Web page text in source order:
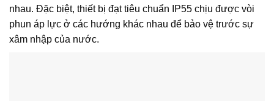
nhau. Đặc biệt, thiết bị đạt tiêu chuẩn IP55 chịu được vòi
phun áp lực ở các hướng khác nhau để bảo vệ trước sự
xâm nhập của nước.